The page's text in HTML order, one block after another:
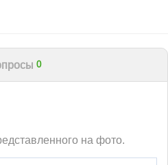
0
на фото.